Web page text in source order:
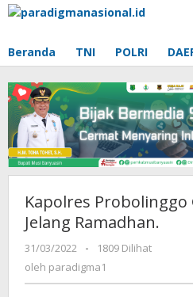
Lewati
Beranda TNI POLRI
Kapolres
Jelang Ramadhan.
31/03/2022
oleh
paradigma1
-
1809 Dilihat
oleh paradigma1